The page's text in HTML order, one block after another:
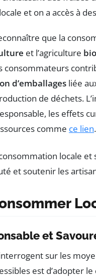
et on a accès à
que la
et l’agriculture bio
consommateurs
d’emballages liée
de déchets.
les effets
comme ce lien.
et
sur les
est d’adopter le